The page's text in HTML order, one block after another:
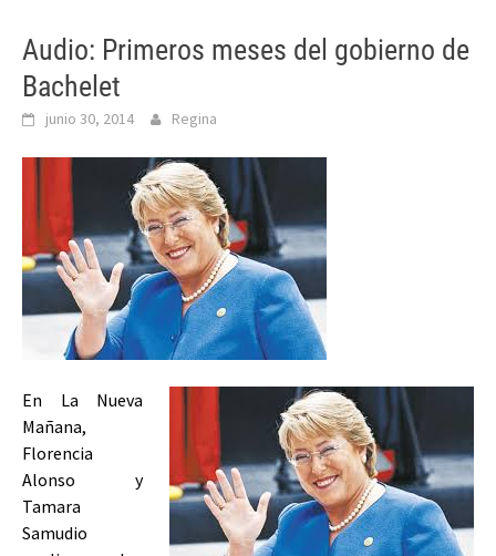
Audio: Primeros meses del gobierno de
Bachelet
junio 30, 2014 Regina
En La Nueva
Mañana,
Florencia
Alonso y
Tamara
Samudio